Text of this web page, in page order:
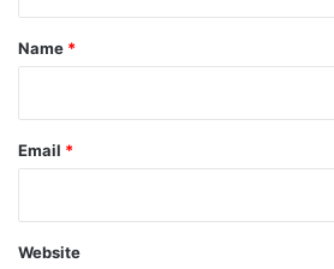
*
Name *
Email *
Website